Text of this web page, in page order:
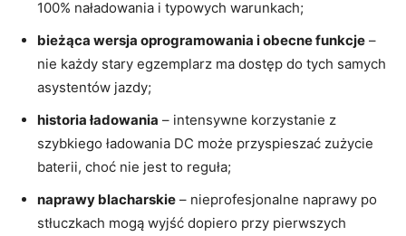
100% naładowania i typowych warunkach;
bieżąca wersja oprogramowania i obecne funkcje –
nie każdy stary egzemplarz ma dostęp do tych samych
asystentów jazdy;
historia ładowania – intensywne korzystanie z
szybkiego ładowania DC może przyspieszać zużycie
baterii, choć nie jest to reguła;
naprawy blacharskie – nieprofesjonalne naprawy po
stłuczkach mogą wyjść dopiero przy pierwszych